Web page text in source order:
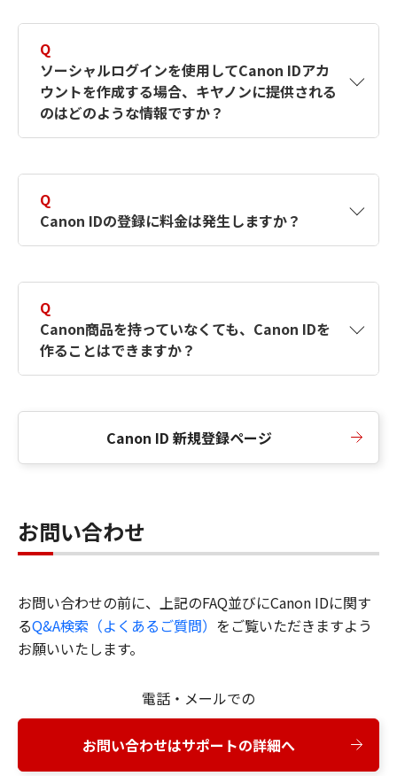
す。詳しい作成方法は【カメラ】Canon IDとは
何ですか？Canon IDの作成方法は？をご確認く
ださい。
Q
ソーシャルログインを使用してCanon IDアカ
ウントを作成する場合、キヤノンに提供される
のはどのような情報ですか？
択したサービスから取得します。アカウントを
簡単に作成できるように、この情報を使用して
Canon IDの登録フォームを入力します。
Q
Canon IDの登録に料金は発生しますか？
Q
Canon商品を持っていなくても、Canon IDを
作ることはできますか？
Canon ID 新規登録ページ
お問い合わせ
お問い合わせの前に、上記のFAQ並びにCanon IDに関す
るQ&A検索（よくあるご質問） をご覧いただきますよう
お願いいたします。
電話・メールでの
お問い合わせはサポートの詳細へ